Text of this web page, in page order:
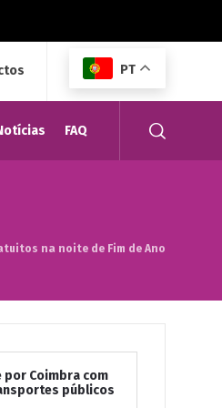
PT
FAQ
na noite de Fim de Ano
por Coimbra com
públicos